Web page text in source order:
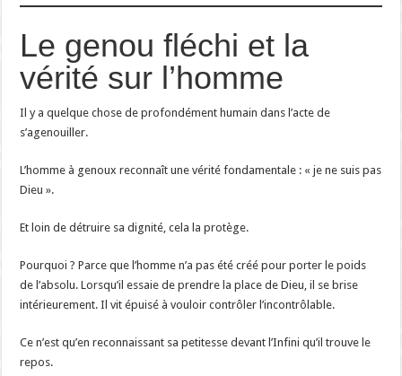
Le genou fléchi et la
vérité sur l’homme
Il y a quelque chose de profondément humain dans l’acte de
s’agenouiller.
L’homme à genoux reconnaît une vérité fondamentale : « je ne suis pas
Dieu ».
Et loin de détruire sa dignité, cela la protège.
Pourquoi ? Parce que l’homme n’a pas été créé pour porter le poids
de l’absolu. Lorsqu’il essaie de prendre la place de Dieu, il se brise
intérieurement. Il vit épuisé à vouloir contrôler l’incontrôlable.
Ce n’est qu’en reconnaissant sa petitesse devant l’Infini qu’il trouve le
repos.